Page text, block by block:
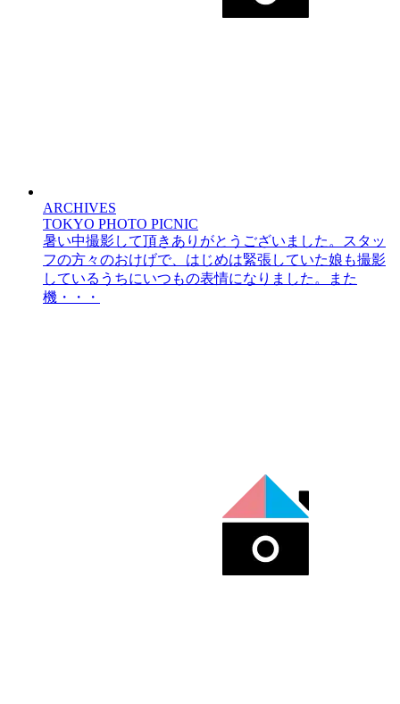
ARCHIVES
TOKYO PHOTO PICNIC
暑い中撮影して頂きありがとうございました。スタッ
フの方々のおけげで、はじめは緊張していた娘も撮影
しているうちにいつもの表情になりました。また
機・・・